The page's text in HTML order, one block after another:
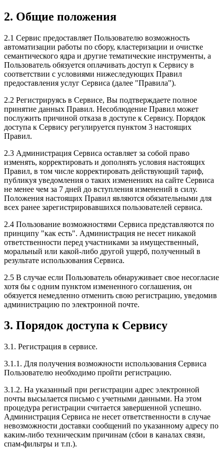
2. Общие положения
2.1 Сервис предоставляет Пользователю возможность
автоматизации работы по сбору, кластеризации и очистке
семантического ядра и другие тематические инструменты, а
Пользователь обязуется оплачивать доступ к Сервису в
соответствии с условиями нижеследующих Правил
предоставления услуг Сервиса (далее "Правила").
2.2 Регистрируясь в Сервисе, Вы подтверждаете полное
принятие данных Правил. Несоблюдение Правил может
послужить причиной отказа в доступе к Сервису. Порядок
доступа к Сервису регулируется пунктом 3 настоящих
Правил.
2.3 Администрация Сервиса оставляет за собой право
изменять, корректировать и дополнять условия настоящих
Правил, в том числе корректировать действующий тариф,
публикуя уведомления о таких изменениях на сайте Сервиса
не менее чем за 7 дней до вступления изменений в силу.
Положения настоящих Правил являются обязательными для
всех ранее зарегистрировавшихся пользователей сервиса.
2.4 Пользование возможностями Сервиса представляются по
принципу "как есть". Администрация не несет никакой
ответственности перед участниками за имущественный,
моральный или какой-либо другой ущерб, полученный в
результате использования Сервиса.
2.5 В случае если Пользователь обнаруживает свое несогласие
хотя бы с одним пунктом измененного соглашения, он
обязуется немедленно отменить свою регистрацию, уведомив
администрацию по электронной почте.
3. Порядок доступа к Сервису
3.1. Регистрация в сервисе.
3.1.1. Для получения возможности использования Сервиса
Пользователю необходимо пройти регистрацию.
3.1.2. На указанный при регистрации адрес электронной
почты высылается письмо с учетными данными. На этом
процедура регистрации считается завершенной успешно.
Администрация Сервиса не несет ответственности в случае
невозможности доставки сообщений по указанному адресу по
каким-либо техническим причинам (сбои в каналах связи,
спам-фильтры и т.п.).